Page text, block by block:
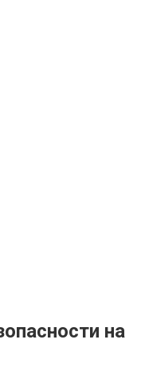
на